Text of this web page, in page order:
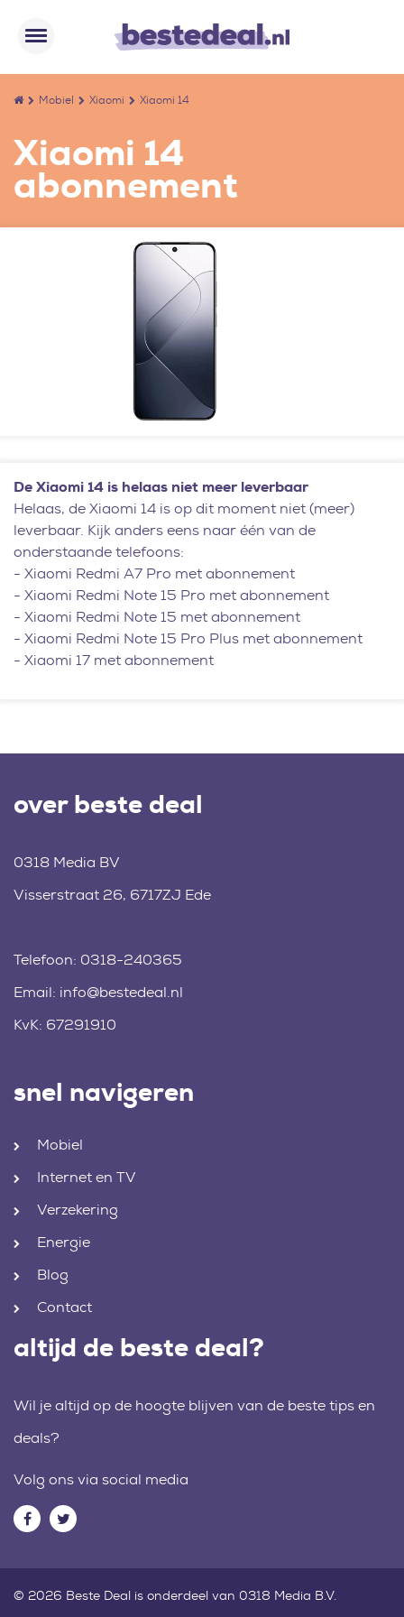
Mobiel Xiaomi Xiaomi 14
Xiaomi 14
abonnement
De Xiaomi 14 is helaas niet meer leverbaar
Helaas, de Xiaomi 14 is op dit moment niet (meer)
leverbaar. Kijk anders eens naar één van de
onderstaande telefoons:
- Xiaomi Redmi A7 Pro met abonnement
- Xiaomi Redmi Note 15 Pro met abonnement
- Xiaomi Redmi Note 15 met abonnement
- Xiaomi Redmi Note 15 Pro Plus met abonnement
- Xiaomi 17 met abonnement
over beste deal
0318 Media BV
Visserstraat 26, 6717ZJ Ede
Telefoon: 0318-240365
Email: info@bestedeal.nl
KvK: 67291910
snel navigeren
Mobiel
Internet en TV
Verzekering
Energie
Blog
Contact
altijd de beste deal?
Wil je altijd op de hoogte blijven van de beste tips en
deals?
Volg ons via social media
© 2026 Beste Deal is onderdeel van 0318 Media B.V.